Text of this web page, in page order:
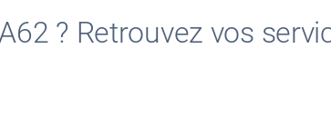
? Retrouvez vos